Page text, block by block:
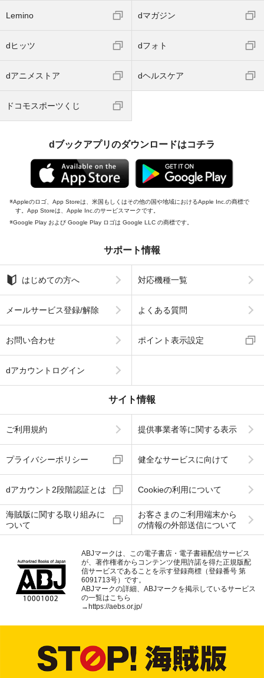
Lemino dマガジン
dヒッツ dフォト
dアニメストア dヘルスケア
ドコモスポーツくじ
dブックアプリのダウンロードはコチラ
Appleのロゴ、App Storeは、米国もしくはその他の国や地域におけるApple Inc.の商標で
す。App Storeは、Apple Inc.のサービスマークです。
Google Play および Google Play ロゴは Google LLC の商標です。
サポート情報
はじめての方へ 対応機種一覧
メールサービス登録/解除 よくある質問
お問い合わせ ポイント表示設定
dアカウントログイン
サイト情報
ご利用規約 提供事業者等に関する表示
プライバシーポリシー 健全なサービスに向けて
dアカウント2段階認証とは Cookieの利用について
海賊版に関する取り組みに
ついて
お客さまのご利用端末から
の情報の外部送信について
ABJマークは、この電子書店・電子書籍配信サービス
が、著作権者からコンテンツ使用許諾を得た正規版配
信サービスであることを示す登録商標（登録番号 第
6091713号）です。
ABJマークの詳細、ABJマークを掲示しているサービス
の一覧はこちら
→ https://aebs.or.jp/